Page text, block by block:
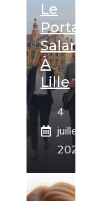
Le
Portage
Salarial
À
Lille
4
juillet
2026